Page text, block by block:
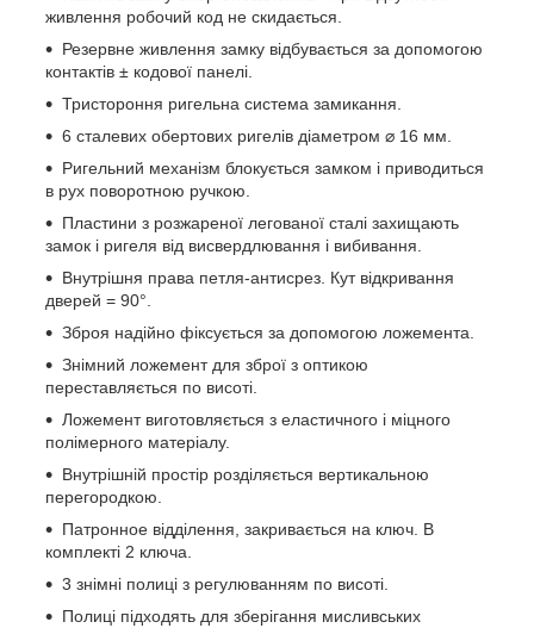
живлення робочий код не скидається.
Резервне живлення замку відбувається за допомогою
контактів ± кодової панелі.
Тристороння ригельна система замикання.
6 сталевих обертових ригелів діаметром ⌀ 16 мм.
Ригельний механізм блокується замком і приводиться
в рух поворотною ручкою.
Пластини з розжареної легованої сталі захищають
замок і ригеля від висвердлювання і вибивання.
Внутрішня права петля-антисрез. Кут відкривання
дверей = 90°.
Зброя надійно фіксується за допомогою ложемента.
Знімний ложемент для зброї з оптикою
переставляється по висоті.
Ложемент виготовляється з еластичного і міцного
полімерного матеріалу.
Внутрішній простір розділяється вертикальною
перегородкою.
Патронное відділення, закривається на ключ. В
комплекті 2 ключа.
3 знімні полиці з регулюванням по висоті.
Полиці підходять для зберігання мисливських